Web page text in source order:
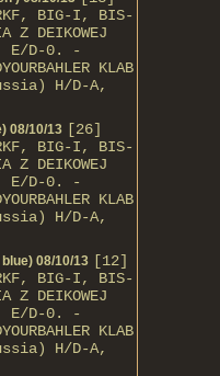
BIG-I, BIS-
Z DEIKOWEJ
E/D-0. -
KLAB
H/D-A,
08/10/13 [26]
BIG-I, BIS-
Z DEIKOWEJ
E/D-0. -
KLAB
H/D-A,
08/10/13 [12]
BIG-I, BIS-
Z DEIKOWEJ
E/D-0. -
KLAB
H/D-A,